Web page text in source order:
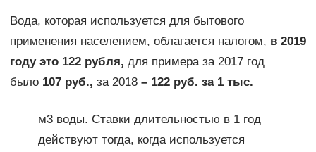
Вода, которая используется для бытового
применения населением, облагается налогом, в 2019
году это 122 рубля, для примера за 2017 год
было 107 руб., за 2018– 122 руб. за 1 тыс.
м3 воды. Ставки длительностью в 1 год
действуют тогда, когда используется